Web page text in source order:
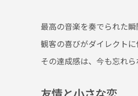
最高の音楽を奏でられた瞬
観客の喜びがダイレクトに
その達成感は、今も忘れら